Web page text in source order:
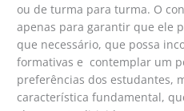
ou de turma para turma. O
apenas para garantir que ele
que necessário, que possa
formativas e contemplar um
preferências dos estudantes,
característica fundamental,